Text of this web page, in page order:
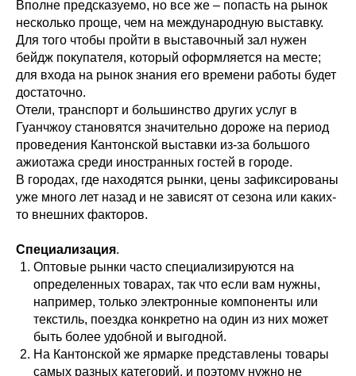
Вполне предсказуемо, но все же – попасть на рынок
несколько проще, чем на международную выставку.
Для того чтобы пройти в выставочный зал нужен
бейдж покупателя, который оформляется на месте;
для входа на рынок знания его времени работы будет
достаточно.
Отели, транспорт и большинство других услуг в
Гуанчжоу становятся значительно дороже на период
проведения Кантонской выставки из-за большого
ажиотажа среди иностранных гостей в городе.
В городах, где находятся рынки, цены зафиксированы
уже много лет назад и не зависят от сезона или каких-
то внешних факторов.
Специализация.
Оптовые рынки часто специализируются на
определенных товарах, так что если вам нужны,
например, только электронные компоненты или
текстиль, поездка конкретно на один из них может
быть более удобной и выгодной.
На Кантонской же ярмарке представлены товары
самых разных категорий, и поэтому нужно не